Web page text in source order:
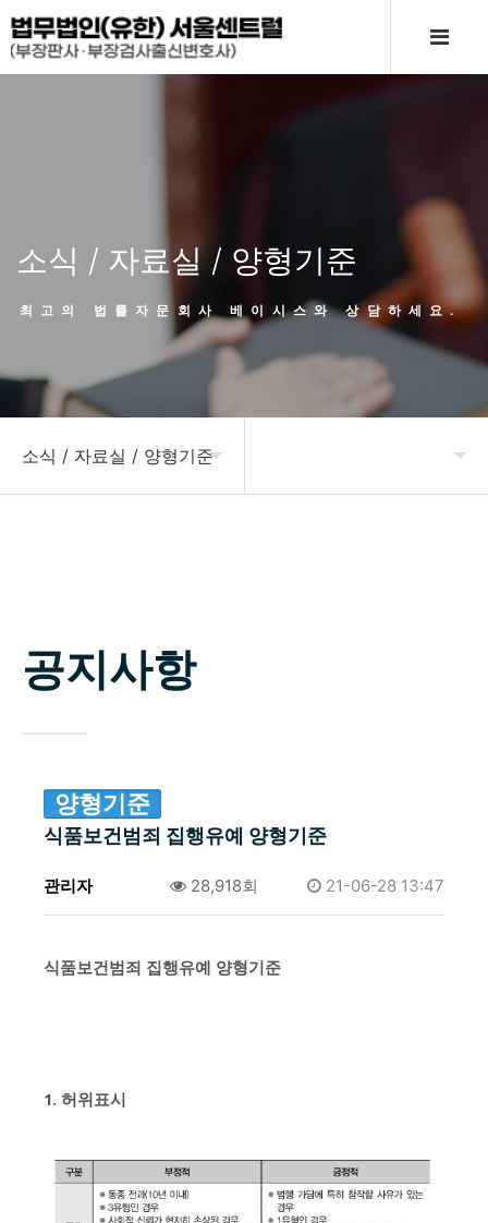
소식 / 자료실 / 양형기준
최고의 법률자문회사 베이시스와 상담하세요.
소식 / 자료실 / 양형기준
상담신청
공지사항
양형기준
식품보건범죄 집행유예 양형기준
관리자 28,918회 21-06-28 13:47
식품보건범죄 집행유예 양형기준
1. 허위표시